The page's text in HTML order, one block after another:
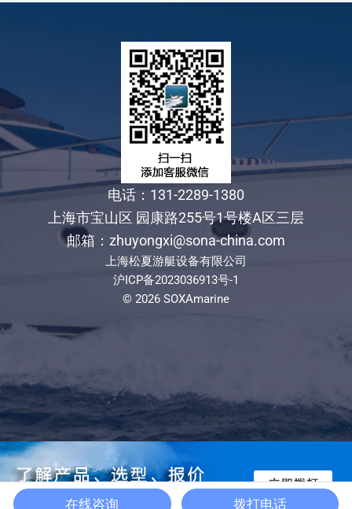
电话：131-2289-1380
上海市宝山区 园康路255号1号楼A区三层
邮箱：zhuyongxi@sona-china.com
上海松夏游艇设备有限公司
沪ICP备2023036913号-1
© 2026 SOXAmarine
在线咨询 拨打电话